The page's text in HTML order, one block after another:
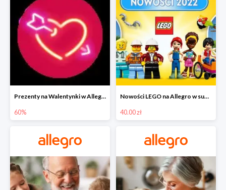
Prezenty na Walentynki w Allegro do -60%
60%
Nowości LEGO na Allegro w super cenach od 40 zł
40.00 zł